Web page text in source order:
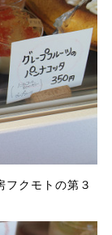
フクモトの第３